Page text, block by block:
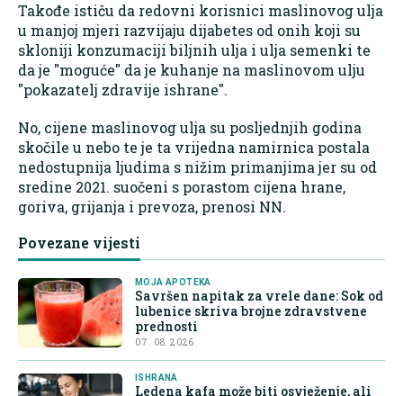
Takođe ističu da redovni korisnici maslinovog ulja
u manjoj mjeri razvijaju dijabetes od onih koji su
skloniji konzumaciji biljnih ulja i ulja semenki te
da je "moguće" da je kuhanje na maslinovom ulju
"pokazatelj zdravije ishrane".
No, cijene maslinovog ulja su posljednjih godina
skočile u nebo te je ta vrijedna namirnica postala
nedostupnija ljudima s nižim primanjima jer su od
sredine 2021. suočeni s porastom cijena hrane,
goriva, grijanja i prevoza, prenosi NN.
Povezane vijesti
MOJA APOTEKA
Savršen napitak za vrele dane: Sok od
lubenice skriva brojne zdravstvene
prednosti
07. 08. 2026.
ISHRANA
Ledena kafa može biti osvježenje, ali